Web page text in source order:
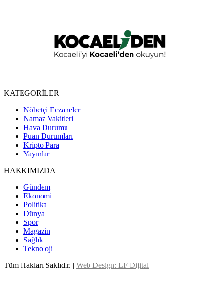
KATEGORİLER
Nöbetçi Eczaneler
Namaz Vakitleri
Hava Durumu
Puan Durumları
Kripto Para
Yayınlar
HAKKIMIZDA
Gündem
Ekonomi
Politika
Dünya
Spor
Magazin
Sağlık
Teknoloji
Tüm Hakları Saklıdır. | Web Design: LF Dijital